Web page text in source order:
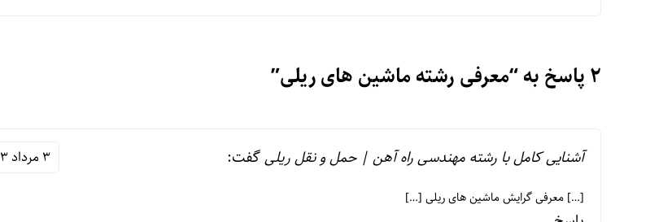
2 پاسخ به “معرفی رشته ماشین های ریلی”
آشنایی کامل با رشته مهندسی راه آهن | حمل و نقل ریلیگفت: 3 مرداد 1403 در 7:51 ق.ظ
[…] معرفی گرایش ماشین های ریلی […]